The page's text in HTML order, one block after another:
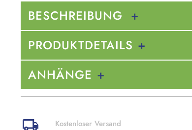
BESCHREIBUNG
PRODUKTDETAILS
ANHÄNGE
Kostenloser Versand